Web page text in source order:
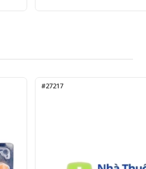
#27217